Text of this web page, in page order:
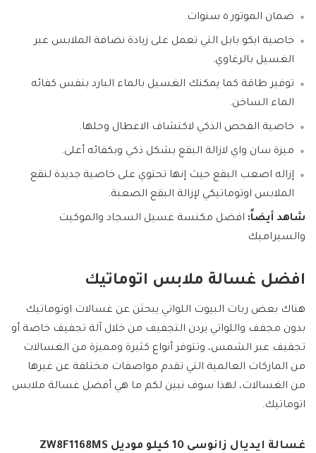
ضمان الموتور ٥ سنوات.
خاصية ايكو بابل التي تعمل على زيادة نضافة الملابس عبر
الغسيل بالرغاوي.
توفير طاقة كما يمكنك الغسيل بالماء البارد بنفس كفائه
الماء الساخن.
خاصية الفحص الذكي لاكتشاف الاعطال وحلها.
ميزة سان واي لازالة البقع بشكل ذكي وبكفائه أعلى.
إزاله اصعب البقع حيث إنها تحتوي على خاصية جديدة لنقع
الملابس اوتوماتيكي لإزالة البقع الصعبة.
شاهد أيضاً: افضل مكنسة غسيل السجاد والموكيت
والسيراميك
افضل غسالة ملابس اتوماتيك
هناك بعض ربات البيوت اللواتي يبحثن عن غسالات اوتوماتيك
بدون مجفف واللواتي يردن التجفيف من خلال آلة تجفيف خاصة أو
تجفيف عبر الشمس، وتتوفر أنواع كثيرة ومميزة من الغسالات
من الماركات العالمية التي تقدم مواصفات مختلفة عن غيرها
من الغسالات، لهذا سوف نبين لكم ما هي أفضل غسالة ملابس
اتوماتيك.
غسالة ايديال زانوسى 10 كيلو موديل ZW8F1168MS